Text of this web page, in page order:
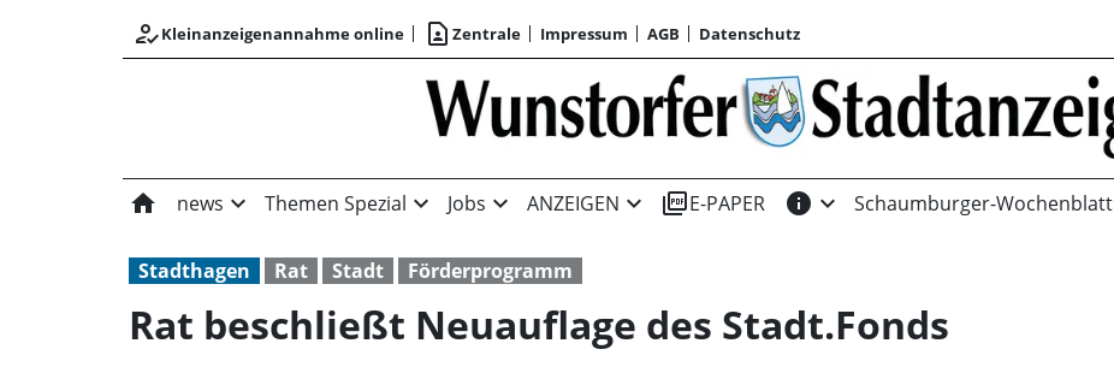
how_to_regKleinanzeigenannahme online contact_page Zentrale Impressum AGB Datenschutz
home news expand_more Themen Spezial expand_more Jobs expand_more ANZEIGEN expand_more picture_as_pdfE-PAPER info expand_more Schaumburger-Wochenblatt
Stadthagen Rat Stadt Förderprogramm
Rat beschließt Neuauflage des Stadt.Fonds